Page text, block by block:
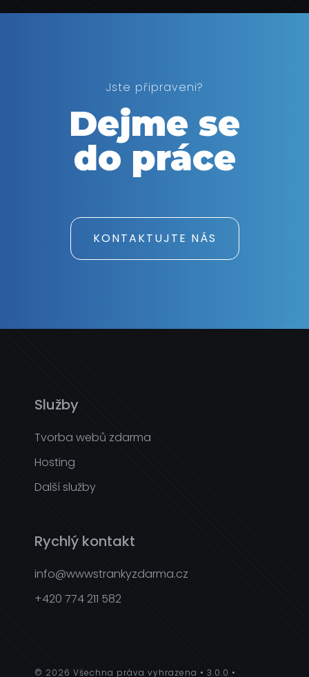
Jste připraveni?
Dejme se
do práce
KONTAKTUJTE NÁS
Služby
Tvorba webů zdarma
Hosting
Další služby
Rychlý kontakt
info@wwwstrankyzdarma.cz
+420 774 211 582
© 2026 Všechna práva vyhrazena 3.0.0